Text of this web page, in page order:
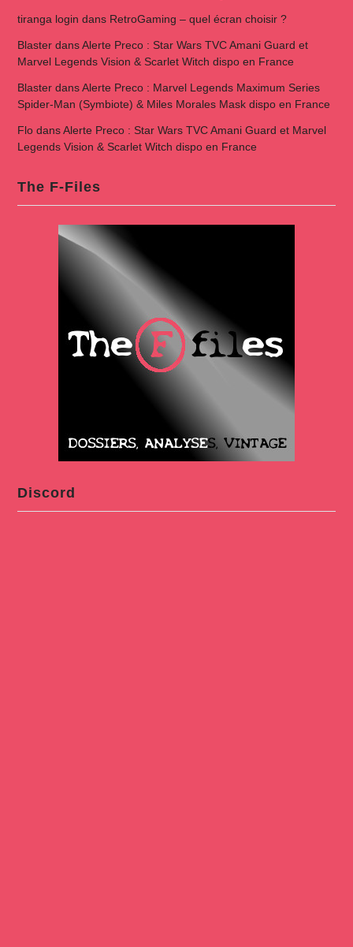
tiranga login dans RetroGaming – quel écran choisir ?
BlasterdansAlerte Preco : Star Wars TVC Amani Guard et
Marvel Legends Vision & Scarlet Witch dispo en France
BlasterdansAlerte Preco : Marvel Legends Maximum Series
Spider-Man (Symbiote) & Miles Morales Mask dispo en France
FlodansAlerte Preco : Star Wars TVC Amani Guard et Marvel
Legends Vision & Scarlet Witch dispo en France
The F-Files
Discord